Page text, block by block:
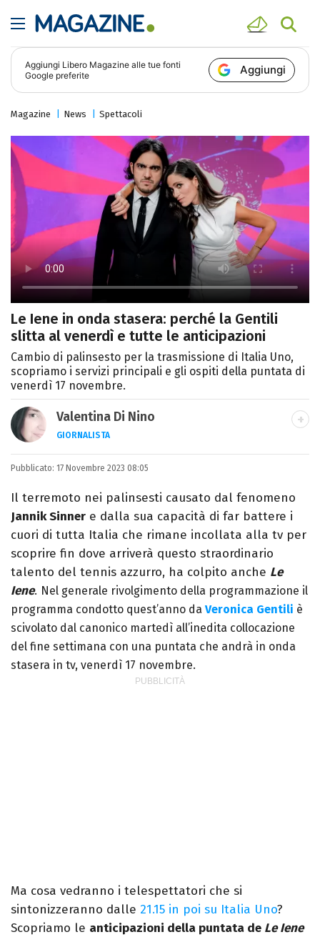
Aggiungi Libero Magazine alle tue fonti
Google preferite
Aggiungi
Magazine News Spettacoli
Le Iene in onda stasera: perché la Gentili
slitta al venerdì e tutte le anticipazioni
Cambio di palinsesto per la trasmissione di Italia Uno,
scopriamo i servizi principali e gli ospiti della puntata di
venerdì 17 novembre.
Valentina Di Nino
GIORNALISTA
LINKEDIN
INSTAGRAM FACEBOOK SITO
Romana, laurea in Scienze Politiche,
giornalista per caso. Ho scritto per
quotidiani, settimanali, siti e agenzie,
prevalentemente di cronaca e spettacoli.
Pubblicato: 17 Novembre 2023 08:05
Il terremoto nei palinsesti causato dal fenomeno
Jannik Sinner e dalla sua capacità di far battere i
cuori di tutta Italia che rimane incollata alla tv per
scoprire fin dove arriverà questo straordinario
talento del tennis azzurro, ha colpito anche Le
Iene. Nel generale rivolgimento della programmazione il
programma condotto quest’anno da Veronica Gentili è
scivolato dal canonico martedì all’inedita collocazione
del fine settimana con una puntata che andrà in onda
stasera in tv, venerdì 17 novembre.
Ma cosa vedranno i telespettatori che si
sintonizzeranno dalle 21.15 in poi su Italia Uno?
Scopriamo le anticipazioni della puntata de Le Iene